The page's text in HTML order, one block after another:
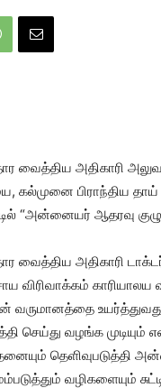
வைத்திய அதிகாரி
பிராந்திய தாய் சேய்
“அன்னையர் ஆதரவு
வைத்திய அதிகாரி
விரிவாக்கம்
வருமானத்தை
செய்து வழங்க
தெளிவுபடுத்தி
வழிகளையும்